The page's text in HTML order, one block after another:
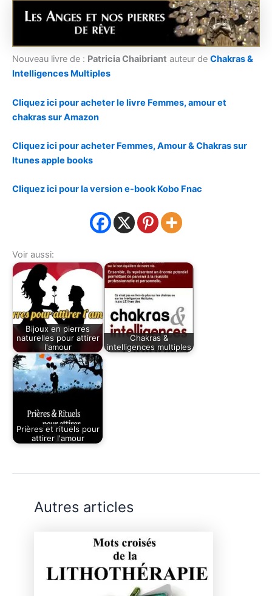
Nouveau livre de : Patricia Chaibriant auteur de Chakras &
Intelligences Multiples
Cliquez ici pour acheter le livre Femmes, amour et
chakras sur Amazon
Cliquez ici pour acheter Femmes, Amour & Chakras sur
Itunes apple books
Cliquez ici pour la version e-book Kobo Fnac
Voir aussi:
Bijoux en pierres
naturelles pour attirer
l'amour
Chakras &
intelligences multiples
Prières et rituels pour
attirer l'amour
Autres articles